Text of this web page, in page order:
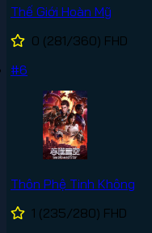
Thế Giới Hoàn Mỹ
0 (281/360) FHD
#6
Thôn Phệ Tinh Không
1 (235/280) FHD